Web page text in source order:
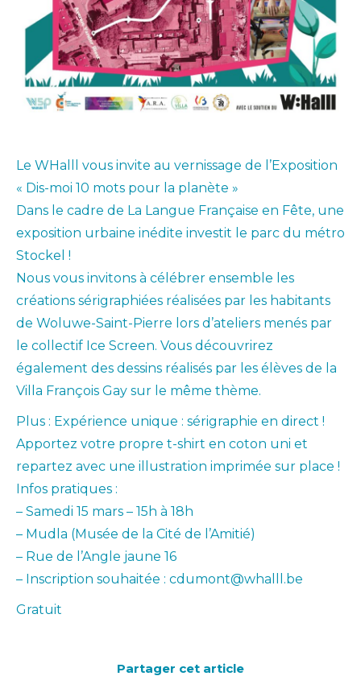
Le WHalll vous invite au vernissage de l’Exposition
« Dis-moi 10 mots pour la planète »
Dans le cadre de La Langue Française en Fête, une
exposition urbaine inédite investit le parc du métro
Stockel !
Nous vous invitons à célébrer ensemble les
créations sérigraphiées réalisées par les habitants
de Woluwe-Saint-Pierre lors d’ateliers menés par
le collectif Ice Screen. Vous découvrirez
également des dessins réalisés par les élèves de la
Villa François Gay sur le même thème.
Plus : Expérience unique : sérigraphie en direct !
Apportez votre propre t-shirt en coton uni et
repartez avec une illustration imprimée sur place !
Infos pratiques :
– Samedi 15 mars – 15h à 18h
– Mudla (Musée de la Cité de l’Amitié)
– Rue de l’Angle jaune 16
– Inscription souhaitée : cdumont@whalll.be
Gratuit
Partager cet article